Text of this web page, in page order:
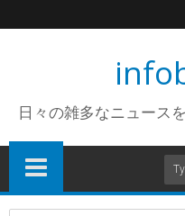
日々の雑多なニュース